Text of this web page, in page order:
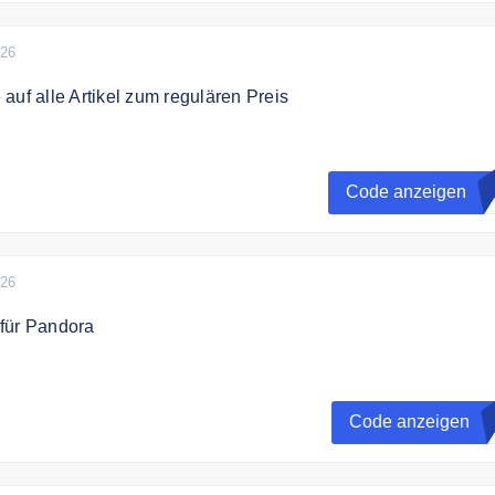
auf alle Artikel zum regulären Preis
Code anzeigen
Pandora
79€!. Sie sparen bis zu 30% mit dem Code
Code anzeigen